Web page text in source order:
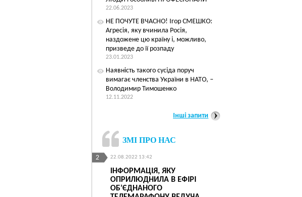
22.06.2023
НЕ ПОЧУТЕ ВЧАСНО! Ігор СМЕШКО:
Агресія, яку вчинила Росія,
наздожене цю країну і, можливо,
призведе до її розпаду
23.01.2023
Наявність такого сусіда поруч
вимагає членства України в НАТО, –
Володимир Тимошенко
12.11.2022
Інші запити
ЗМІ ПРО НАС
2 22.08.2022 13:42
ІНФОРМАЦІЯ, ЯКУ
ОПРИЛЮДНИЛА В ЕФІРІ
ОБ’ЄДНАНОГО